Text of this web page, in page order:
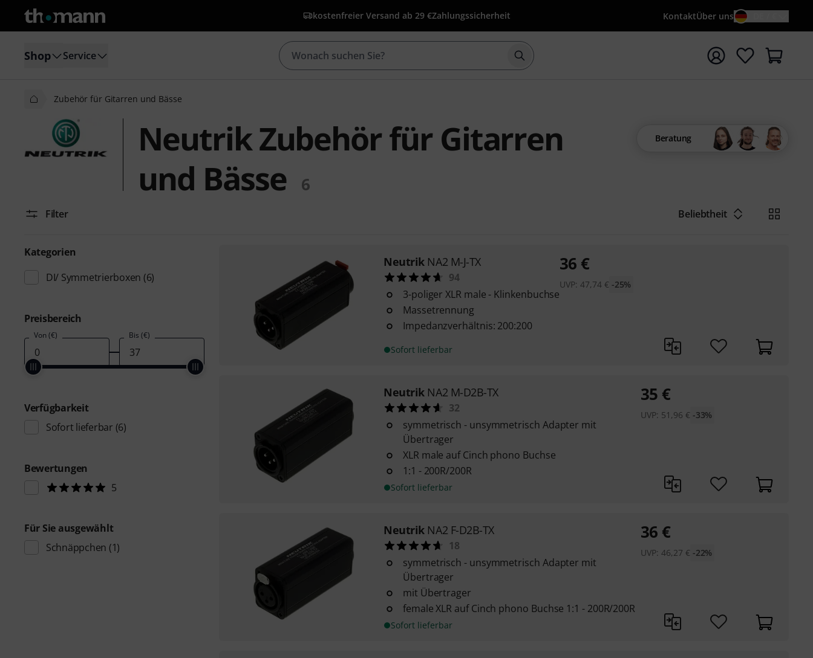
kostenfreier Versand ab 29 €Zahlungssicherheit KontaktÜber uns
Shop Service Suche mit Suchwort {searchTerm} starten
Zubehör für Gitarren und Bässe
Neutrik Zubehör für Gitarren
und Bässe
6
Beratung
Filter Beliebtheit
Kategorien
DI/ Symmetrierboxen (6)
Preisbereich
Von (€) Bis (€)
Verfügbarkeit
Sofort lieferbar (6)
Bewertungen
5
Für Sie ausgewählt
Schnäppchen (1)
Neutrik NA2 M-J-TX
94
3-poliger XLR male - Klinkenbuchse
Massetrennung
Impedanzverhältnis: 200:200
Sofort lieferbar
36 €
UVP:47,74 € -25%
Neutrik NA2 M-D2B-TX
32
symmetrisch - unsymmetrisch Adapter mit
Übertrager
XLR male auf Cinch phono Buchse
1:1 - 200R/200R
Sofort lieferbar
35 €
UVP: 51,96 € -33%
Neutrik NA2 F-D2B-TX
18
symmetrisch - unsymmetrisch Adapter mit
Übertrager
mit Übertrager
female XLR auf Cinch phono Buchse 1:1 - 200R/200R
Sofort lieferbar
36 €
UVP:46,27 € -22%